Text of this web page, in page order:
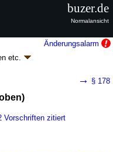
Änderungsalarm
etc.
(GWB)
1750
→ § 178
Vorschriften zitiert
buzer.de
Normalansicht